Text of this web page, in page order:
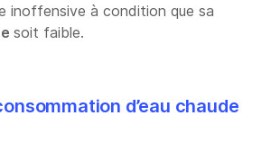
inoffensive à condition que sa
soit faible.
d’eau chaude